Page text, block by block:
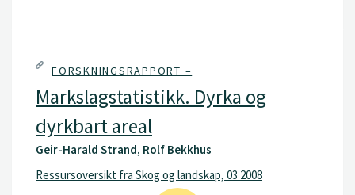
FORSKNINGSRAPPORT –
Markslagstatistikk. Dyrka og
dyrkbart areal
Geir-Harald Strand, Rolf Bekkhus
Ressursoversikt fra Skog og landskap, 03 2008